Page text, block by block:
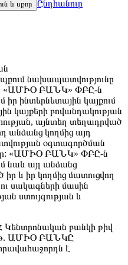
և սքոր Ընդհանուր
նախապատվությունը
«ԱՄԻՕ ԲԱՆԿ» ՓԲԸ-ն
ինտերնետային կայքում
կայքերի բովանդակության
այնտեղ տեղադրված
անձանց կողմից այդ
օգտագործման
«ԱՄԻՕ ԲԱՆԿ» ՓԲԸ-ն
նաև այլ անձանց
իր և իր կողմից մատուցվող
սակագների մասին
ստույգության և
բանկի թիվ
ԱՄԻՕ ԲԱՆԿԸ
է